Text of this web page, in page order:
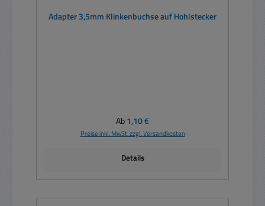
Adapter 3,5mm Klinkenbuchse auf Hohlstecker
Regulärer Preis:
Ab1,10 €
Preise inkl. MwSt. zzgl. Versandkosten
Details